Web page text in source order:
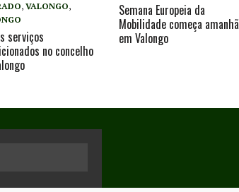
,VALONGO,
serviços
no concelho
Semana Europeia da
Mobilidade começa amanhã
em Valongo